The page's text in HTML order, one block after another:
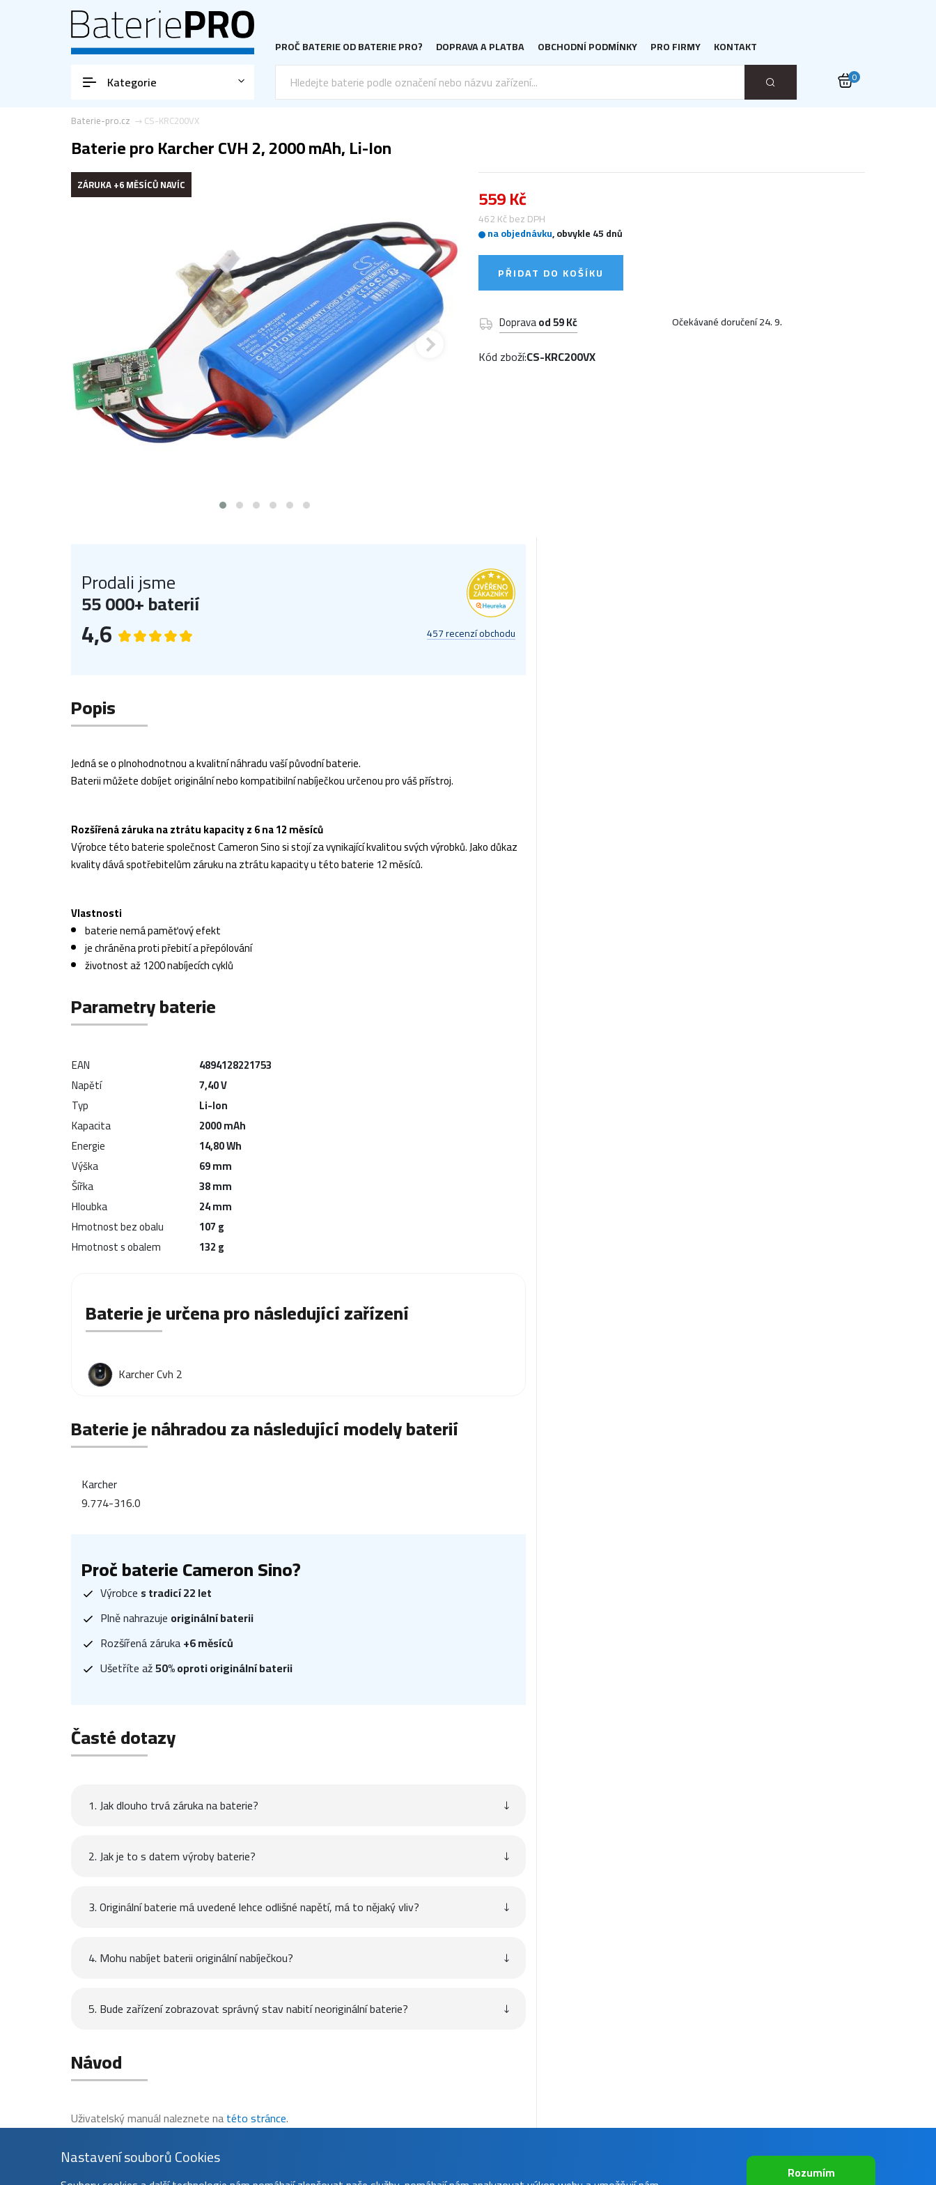
PROČ BATERIE OD BATERIE PRO? DOPRAVA A PLATBA OBCHODNÍ PODMÍNKY PRO FIRMY KONTAKT
Kategorie 0
CS-KRC200VX
Baterie-pro.cz
Baterie pro Karcher CVH 2, 2000 mAh, Li-Ion
ZÁRUKA +6 MĚSÍCŮ NAVÍC 559 Kč
462 Kč bez DPH
na objednávku, obvykle 45 dnů
PŘIDAT DO KOŠÍKU
Dopravaod 59 Kč Očekávané doručení 24. 9.
Kód zboží:CS-KRC200VX
Prodali jsme
55 000+ baterií
4,6 457 recenzí obchodu
Popis
Jedná se o plnohodnotnou a kvalitní náhradu vaší původní baterie.
Baterii můžete dobíjet originální nebo kompatibilní nabíječkou určenou pro váš přístroj.
Rozšířená záruka na ztrátu kapacity z 6 na 12 měsíců
Výrobce této baterie společnost Cameron Sino si stojí za vynikající kvalitou svých výrobků. Jako důkaz
kvality dává spotřebitelům záruku na ztrátu kapacity u této baterie 12 měsíců.
Vlastnosti
baterie nemá paměťový efekt
je chráněna proti přebití a přepólování
životnost až 1200 nabíjecích cyklů
Parametry baterie
EAN
4894128221753
Napětí
7,40 V
Typ
Li-Ion
Kapacita
2000 mAh
Energie
14,80 Wh
Výška
69 mm
Šířka
38 mm
Hloubka
24 mm
Hmotnost bez obalu
107 g
Hmotnost s obalem
132 g
Baterie je určena pro následující zařízení
Karcher Cvh 2
Baterie je náhradou za následující modely baterií
Karcher
9.774-316.0
Proč baterie Cameron Sino?
Výrobce s tradicí 22 let
Plně nahrazuje originální baterii
Rozšířená záruka+6 měsíců
Ušetříte až50% oproti originální baterii
Časté dotazy
1. Jak dlouho trvá záruka na baterie?
2. Jak je to s datem výroby baterie?
3. Originální baterie má uvedené lehce odlišné napětí, má to nějaký vliv?
4. Mohu nabíjet baterii originální nabíječkou?
5. Bude zařízení zobrazovat správný stav nabití neoriginální baterie?
Návod
Uživatelský manuál naleznete natéto stránce.
Nastavení souborů Cookies
Rozumím